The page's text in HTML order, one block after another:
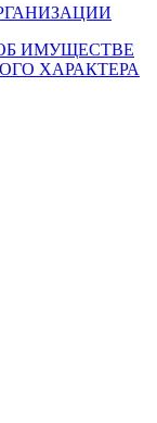
ИМУЩЕСТВЕ
ХАРАКТЕРА